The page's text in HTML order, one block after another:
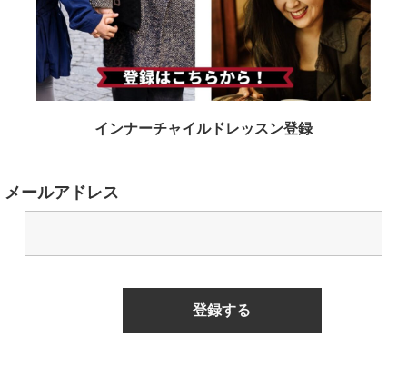
インナーチャイルドレッスン登録
メールアドレス